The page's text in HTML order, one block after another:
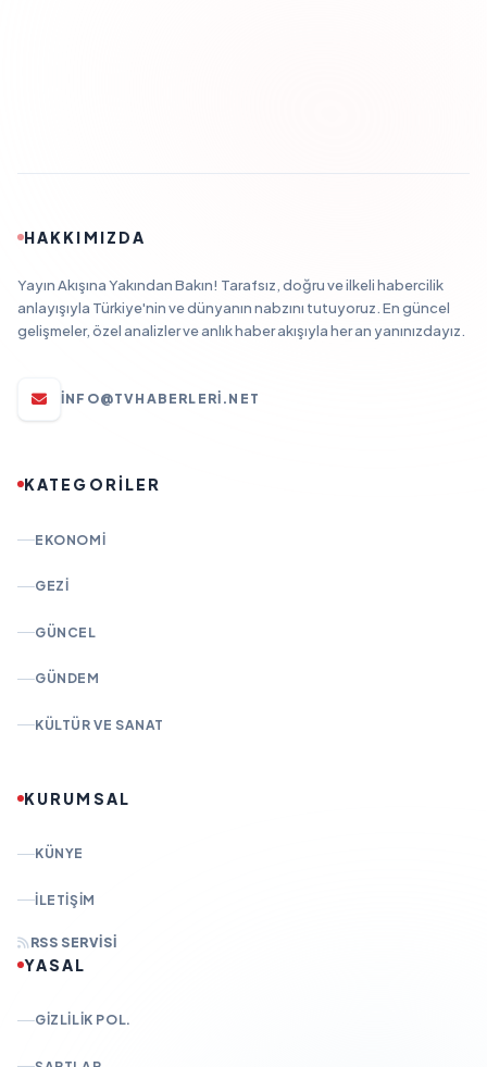
HAKKIMIZDA
Yayın Akışına Yakından Bakın! Tarafsız, doğru ve ilkeli habercilik
anlayışıyla Türkiye'nin ve dünyanın nabzını tutuyoruz. En güncel
gelişmeler, özel analizler ve anlık haber akışıyla her an yanınızdayız.
INFO@TVHABERLERI.NET
KATEGORİLER
EKONOMI
GEZI
GÜNCEL
GÜNDEM
KÜLTÜR VE SANAT
KURUMSAL
KÜNYE
İLETIŞIM
RSS SERVISI
YASAL
GIZLILIK POL.